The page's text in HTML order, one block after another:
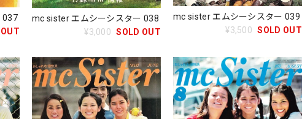
037
mc sister エムシーシスター 038
¥3,000 SOLD OUT
mc sister エムシーシスター 039
¥3,500 SOLD OUT